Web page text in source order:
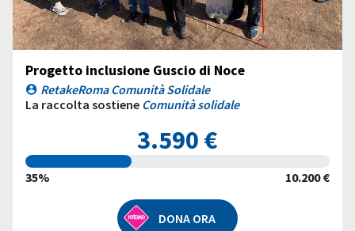
Progetto inclusione Guscio di Noce
RetakeRoma Comunità Solidale
La raccolta sostiene Comunità solidale
3.590 €
35% 10.200 €
DONA ORA